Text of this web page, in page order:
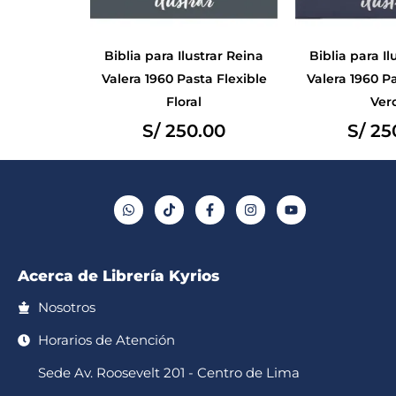
Biblia para Ilustrar Reina
Valera 1960 Pasta Flexible
Floral
S/250.00
Biblia para
Valera 1960
S/
h
a
t
p
i
k
t
a
c
e
k
n
s
t
o
u
t
Acerca de Librería Kyrios
Nosotros
Horarios de Atención
Sede Av. Roosevelt 201 - Centro de Lima